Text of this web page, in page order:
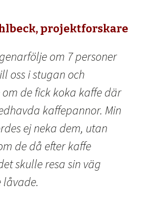
projektforskare
om 7 personer
oss i stugan och
de fick koka kaffe där
kaffepannor. Min
ej neka dem, utan
de då efter kaffe
skulle resa sin väg
låvade.